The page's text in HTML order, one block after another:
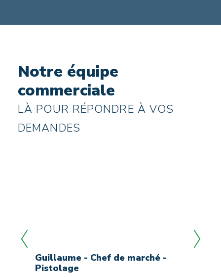
Notre équipe
commerciale
LÀ POUR RÉPONDRE À VOS
DEMANDES
Guillaume - Chef de marché -
Pistolage